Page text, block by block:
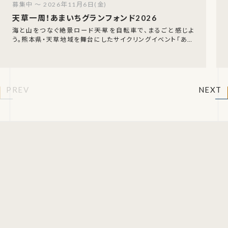
天草一周！あまいちグランフォンド2026
海と山をつなぐ絶景ロード――天草を自転車で、まるごと感じよ
う。熊本県・天草地域を舞台にしたサイクリングイベント「あま
募集中 ～ 2026年11月6日(金)
PREV NEXT